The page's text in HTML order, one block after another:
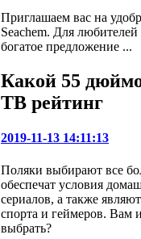
Приглашаем вас на
Seachem. Для
богатое предложение ...
Какой 55
ТВ рейтинг
2019-11-13 14:11:13
Поляки выбирают все
обеспечат условия
сериалов, а также
спорта и геймеров. Вам
выбрать?